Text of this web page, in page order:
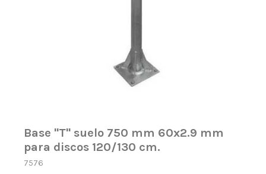
Base ''T'' suelo 750 mm 60x2.9 mm
para discos 120/130 cm.
7576